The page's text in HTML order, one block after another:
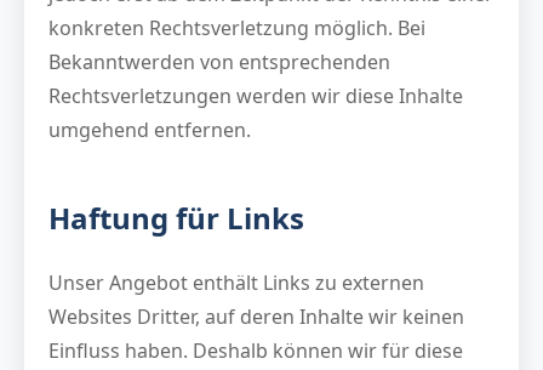
konkreten Rechtsverletzung möglich. Bei
Bekanntwerden von entsprechenden
Rechtsverletzungen werden wir diese Inhalte
umgehend entfernen.
Haftung für Links
Unser Angebot enthält Links zu externen
Websites Dritter, auf deren Inhalte wir keinen
Einfluss haben. Deshalb können wir für diese